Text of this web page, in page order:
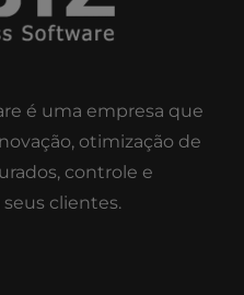
é uma empresa que
otimização de
controle e
clientes.